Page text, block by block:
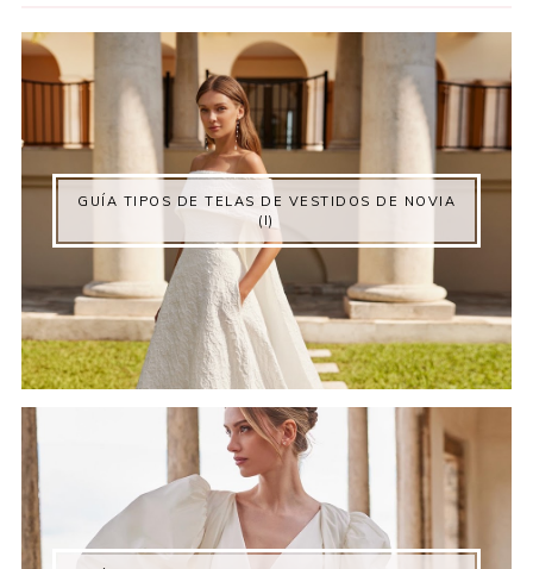
GUÍA TIPOS DE TELAS DE VESTIDOS DE NOVIA
(I)